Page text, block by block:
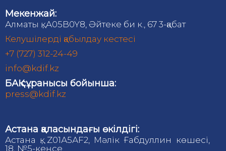
Мекенжай:
Алматы қ., A05B0Y8, Әйтеке би к., 67 3-қабат
Келушілерді қабылдау кестесі
+7 (727) 312-24-49
info@kdif.kz
БАҚ сұранысы бойынша:
press@kdif.kz
Астана қаласындағы өкілдігі:
Астана қ., Z01А5АF2, Мәлік Ғабдуллин көшесі,
18, №5-кеңсе